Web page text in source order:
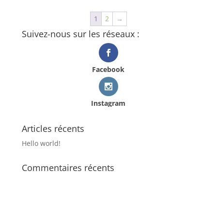
7,90 €
11,10 €
1 2 →
Suivez-nous sur les réseaux :
Facebook
Instagram
Articles récents
Hello world!
Commentaires récents